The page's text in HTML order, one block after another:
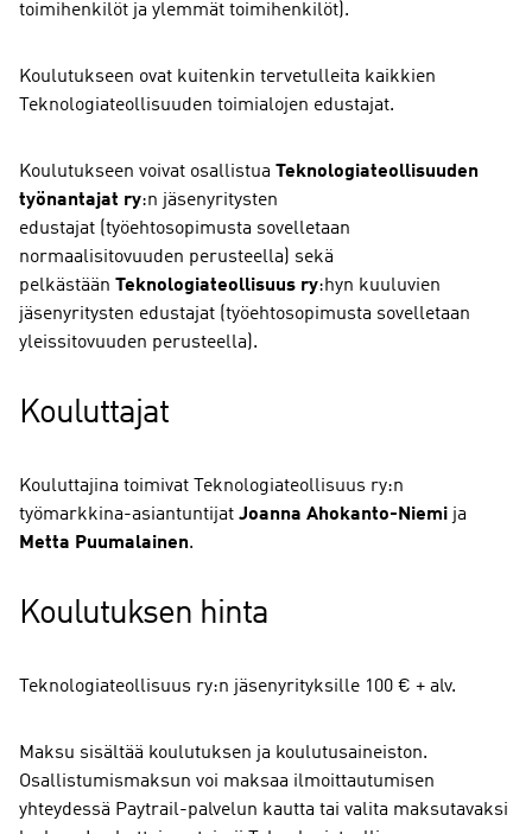
toimihenkilöt ja ylemmät toimihenkilöt).
Koulutukseen ovat kuitenkin tervetulleita kaikkien
Teknologiateollisuuden toimialojen edustajat.
Koulutukseen voivat osallistua Teknologiateollisuuden
työnantajat ry:n jäsenyritysten
edustajat (työehtosopimusta sovelletaan
normaalisitovuuden perusteella) sekä
pelkästään Teknologiateollisuus ry:hyn kuuluvien
jäsenyritysten edustajat (työehtosopimusta sovelletaan
yleissitovuuden perusteella).
Kouluttajat
Kouluttajina toimivat Teknologiateollisuus ry:n
työmarkkina-asiantuntijat Joanna Ahokanto-Niemi ja
Metta Puumalainen.
Koulutuksen hinta
Teknologiateollisuus ry:n jäsenyrityksille 100 € + alv.
Maksu sisältää koulutuksen ja koulutusaineiston.
Osallistumismaksun voi maksaa ilmoittautumisen
yhteydessä Paytrail-palvelun kautta tai valita maksutavaksi